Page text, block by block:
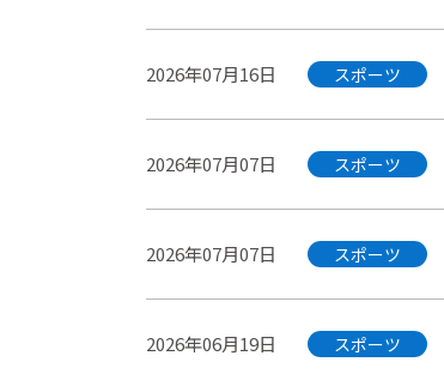
2026年07月16日 スポーツ
2026年07月07日 スポーツ
2026年07月07日 スポーツ
2026年06月19日 スポーツ